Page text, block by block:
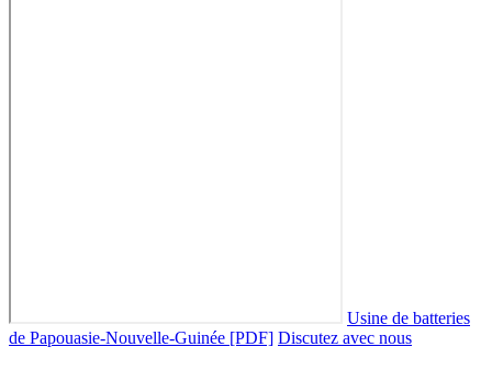
Usine de batteries
de Papouasie-Nouvelle-Guinée [PDF] Discutez avec nous